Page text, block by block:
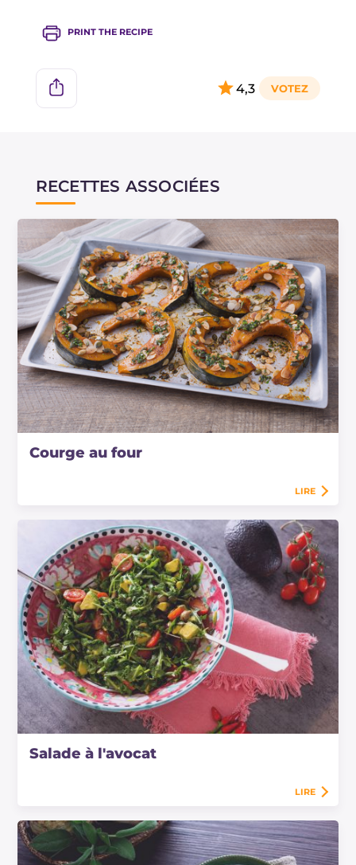
PRINT THE RECIPE
4,3
RECETTES ASSOCIÉES
Courge au four
LIRE
Salade à l'avocat
LIRE